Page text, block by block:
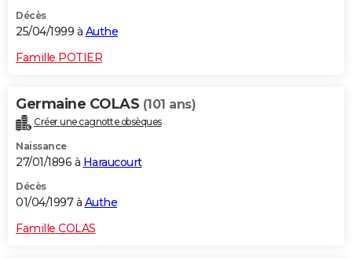
Décès
25/04/1999 à Authe
Famille POTIER
Germaine COLAS (101 ans)
Créer une cagnotte obsèques
Naissance
27/01/1896 à Haraucourt
Décès
01/04/1997 à Authe
Famille COLAS